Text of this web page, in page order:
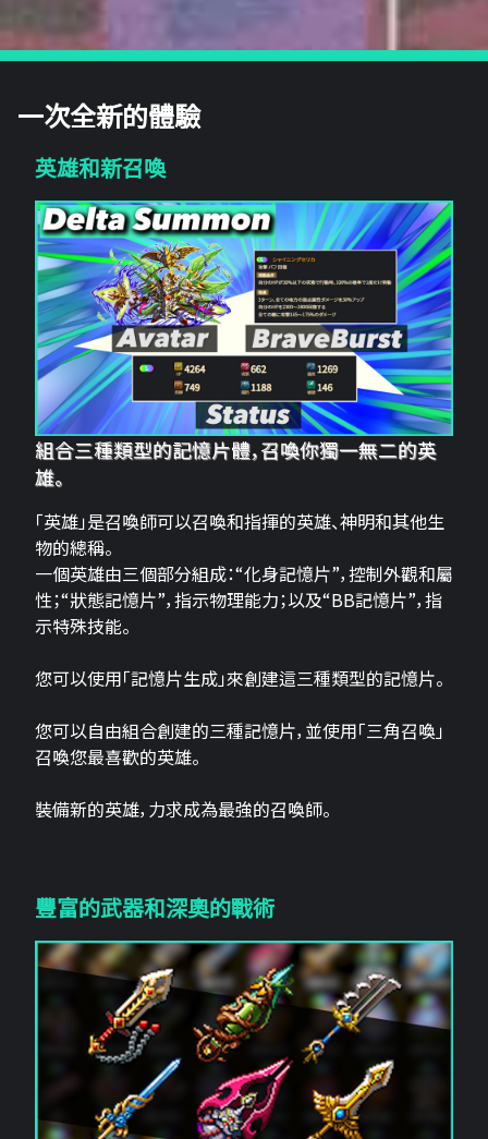
一次全新的體驗
英雄和新召喚
組合三種類型的記憶片體，召喚你獨一無二的英
雄。
「英雄」是召喚師可以召喚和指揮的英雄、神明和其他生
物的總稱。
一個英雄由三個部分組成：“化身記憶片”，控制外觀和屬
性；“狀態記憶片”，指示物理能力；以及“BB記憶片”，指
示特殊技能。
您可以使用「記憶片生成」來創建這三​​種類型的記憶片。
您可以自由組合創建的三種記憶片，並使用「三角召喚」
召喚您最喜歡的英雄。
裝備新的英雄，力求成為最強的召喚師。
豐富的武器和深奧的戰術